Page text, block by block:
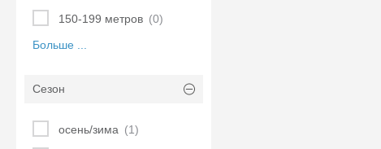
150-199 метров (0)
Больше ...
Сезон
осень/зима (1)